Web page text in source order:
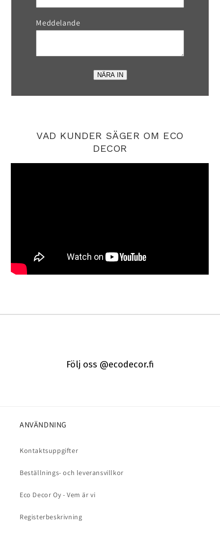
Meddelande
NÄRA IN
VAD KUNDER SÄGER OM ECO
DECOR
Följ oss @ecodecor.fi
ANVÄNDNING
Kontaktsuppgifter
Beställnings- och leveransvillkor
Eco Decor Oy - Vem är vi
Registerbeskrivning